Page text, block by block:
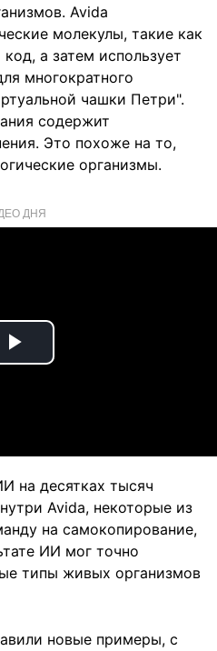
Avida
молекулы, такие как
а затем использует
многократного
чашки Петри".
содержит
Это похоже на то,
организмы.
ДНЯ
Play
на десятках тысяч
Avida, некоторые из
на самокопирование,
ИИ мог точно
типы живых организмов
новые примеры, с